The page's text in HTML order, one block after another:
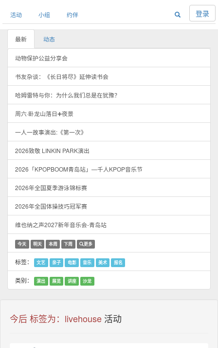
活动 小组 约伴 登录
最新 动态
动物保护公益分享会
书友杂谈：《长日将尽》延伸读书会
哈姆雷特与你：为什么我们总是在犹豫？
周六·卧龙山落日➕夜景
一人一故事演出:《第一次》
2026致敬 LINKIN PARK演出
2026「KPOPBOOM青岛站」—千人KPOP音乐节
2026年全国夏季游泳锦标赛
2026年全国体操技巧冠军赛
维也纳之声2027新年音乐会-青岛站
今天 明天 本周 下周 更多
标签： 文艺 亲子 电影 音乐 美术 报名
类别： 演出 展览 讲座 沙龙
今后 标签为：livehouse 活动